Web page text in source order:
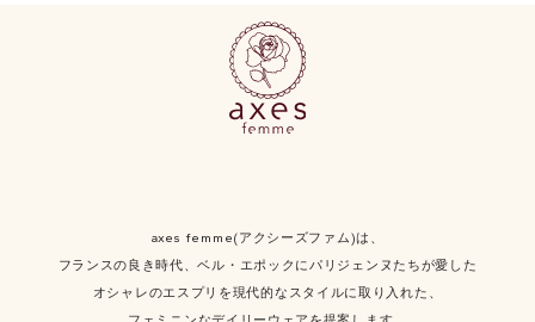
axes femme(アクシーズファム)は、
フランスの良き時代、ベル・エポックにパリジェンヌたちが愛した
オシャレのエスプリを現代的なスタイルに取り入れた、